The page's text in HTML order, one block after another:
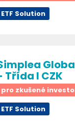
ETF Solution
Třída I CZK
pro zkušené
ETF Solution